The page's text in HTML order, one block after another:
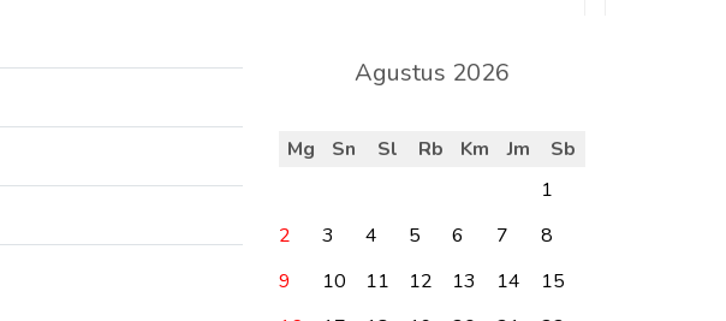
Agustus 2026
Mg Sn Sl Rb Km Jm
Sb
1
2
3 4 5 6 7
8
9
10 11 12 13 14
15